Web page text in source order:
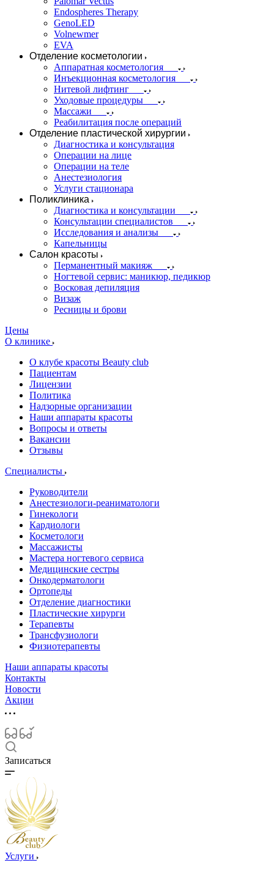
Endospheres Therapy
GenoLED
Volnewmer
EVA
Отделение косметологии
Аппаратная косметология
Инъекционная косметология
Нитевой лифтинг
Уходовые процедуры
Массажи
Реабилитация после операций
Отделение пластической хирургии
Диагностика и консультация
Операции на лице
Операции на теле
Анестезиология
Услуги стационара
Поликлиника
Диагностика и консультации
Консультации специалистов
Исследования и анализы
Капельницы
Салон красоты
Перманентный макияж
Ногтевой сервис: маникюр, педикюр
Восковая депиляция
Визаж
Ресницы и брови
Цены
О клинике
О клубе красоты Beauty club
Пациентам
Лицензии
Политика
Надзорные организации
Наши аппараты красоты
Вопросы и ответы
Вакансии
Отзывы
Специалисты
Руководители
Анестезиологи-реаниматологи
Гинекологи
Кардиологи
Косметологи
Массажисты
Мастера ногтевого сервиса
Медицинские сестры
Онкодерматологи
Ортопеды
Отделение диагностики
Пластические хирурги
Терапевты
Трансфузиологи
Физиотерапевты
Наши аппараты красоты
Контакты
Новости
Акции
Записаться
Услуги